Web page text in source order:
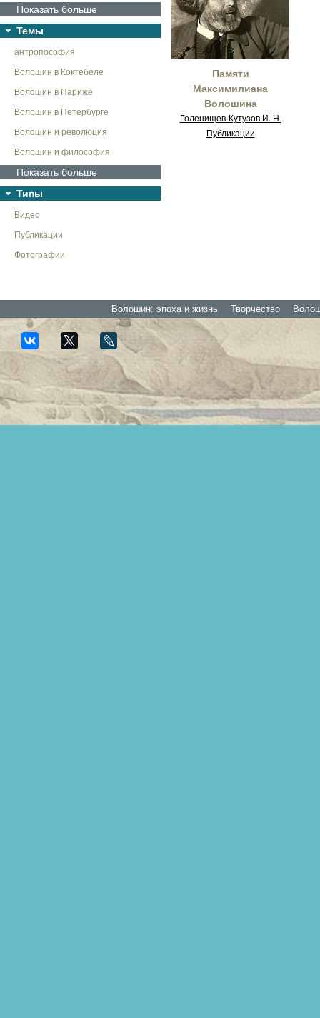
Показать больше
Темы
антропософия
Волошин в Коктебеле
Волошин в Париже
Волошин в Петербурге
Волошин и революция
Волошин и философия
Показать больше
Типы
Видео
Публикации
Фотографии
Памяти
Максимилиана
Волошина
Голенищев-Кутузов И. Н.
Публикации
Волошин: эпоха и жизнь Творчество